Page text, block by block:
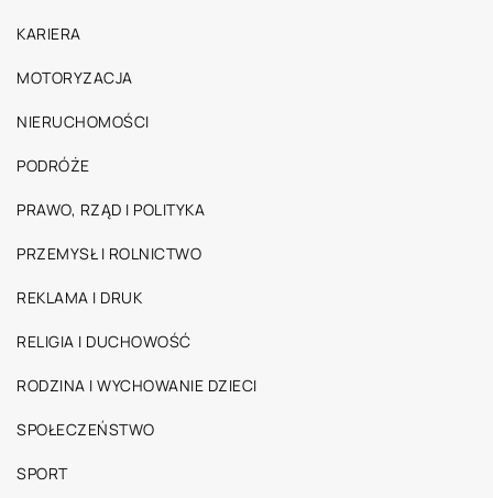
KARIERA
MOTORYZACJA
NIERUCHOMOŚCI
PODRÓŻE
PRAWO, RZĄD I POLITYKA
PRZEMYSŁ I ROLNICTWO
REKLAMA I DRUK
RELIGIA I DUCHOWOŚĆ
RODZINA I WYCHOWANIE DZIECI
SPOŁECZEŃSTWO
SPORT